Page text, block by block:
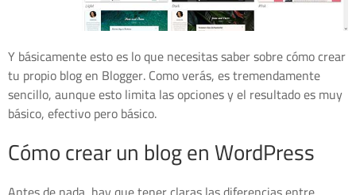
Y básicamente esto es lo que necesitas saber sobre cómo crear
tu propio blog en Blogger. Como verás, es tremendamente
sencillo, aunque esto limita las opciones y el resultado es muy
básico, efectivo pero básico.
Cómo crear un blog en WordPress